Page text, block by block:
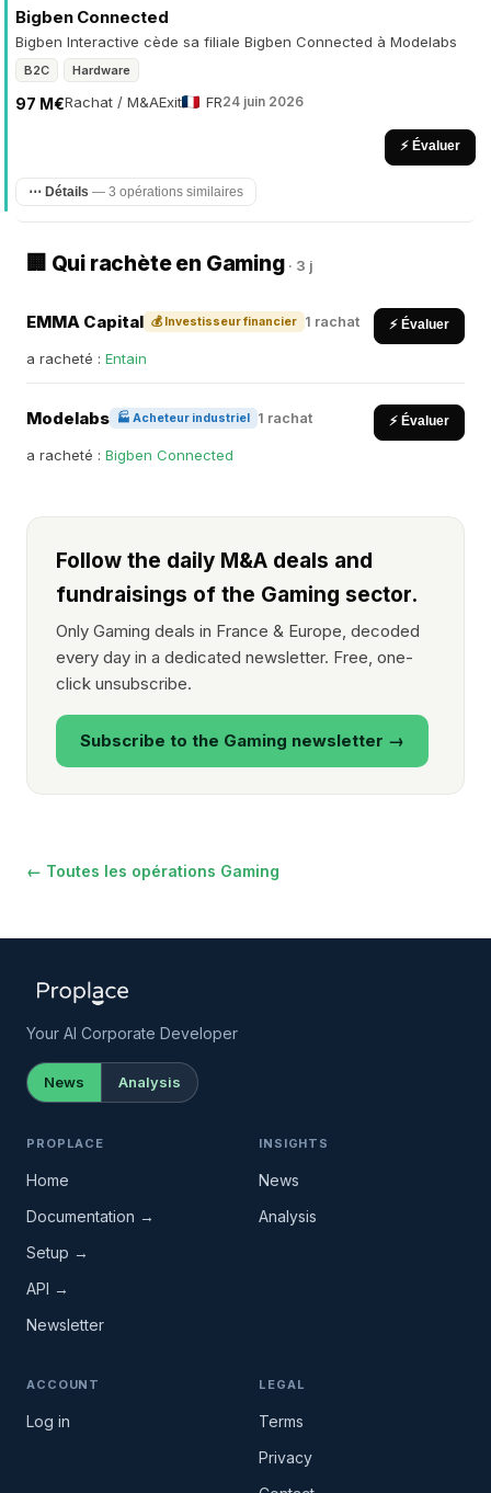
Bigben Connected
Bigben Interactive cède sa filiale Bigben Connected à Modelabs
B2C Hardware
Rachat / M&A
97 M€ Exit FR24 juin 2026
⚡ Évaluer
⋯ Détails — 3 opérations similaires
🏢 Qui rachète en Gaming · 3 j
EMMA Capital 💰 Investisseur financier 1 rachat ⚡ Évaluer
a racheté : Entain
Modelabs 🏭 Acheteur industriel 1 rachat ⚡ Évaluer
a racheté : Bigben Connected
Follow the daily M&A deals and
fundraisings of the Gaming sector.
Only Gaming deals in France & Europe, decoded
every day in a dedicated newsletter. Free, one-
click unsubscribe.
Subscribe to the Gaming newsletter →
← Toutes les opérations Gaming
Your AI Corporate Developer
News Analysis
PROPLACE
Home
Documentation →
Setup →
API →
Newsletter
INSIGHTS
News
Analysis
ACCOUNT
Log in
LEGAL
Terms
Privacy